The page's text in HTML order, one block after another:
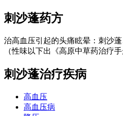
刺沙蓬药方
治高血压引起的头痛眩晕：刺沙
（性味以下出《高原中草药治疗手
刺沙蓬治疗疾病
高血压
高血压病